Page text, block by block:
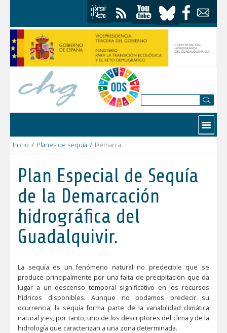
Contactar
Inicio / Planes de sequía / Demarcación hidrográfica del Guadalquivir
Plan Especial de Sequía
de la Demarcación
hidrográfica del
Guadalquivir.
La sequía es un fenómeno natural no predecible que se
produce principalmente por una falta de precipitación que da
lugar a un descenso temporal significativo en los recursos
hídricos disponibles. Aunque no podamos predecir su
ocurrencia, la sequía forma parte de la variabilidad climática
natural y es, por tanto, uno de los descriptores del clima y de la
hidrología que caracterizan a una zona determinada.